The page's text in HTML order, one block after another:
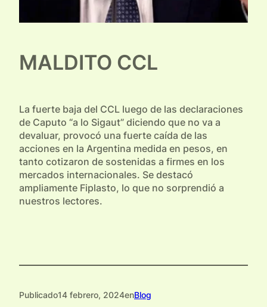
MALDITO CCL
La fuerte baja del CCL luego de las declaraciones
de Caputo “a lo Sigaut” diciendo que no va a
devaluar, provocó una fuerte caída de las
acciones en la Argentina medida en pesos, en
tanto cotizaron de sostenidas a firmes en los
mercados internacionales. Se destacó
ampliamente Fiplasto, lo que no sorprendió a
nuestros lectores.
Publicado14 febrero, 2024enBlog